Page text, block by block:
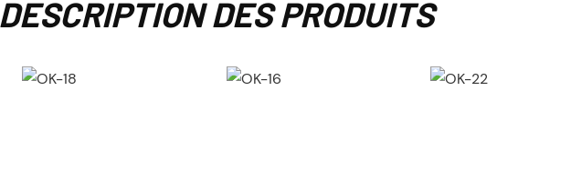
DESCRIPTION DES PRODUITS